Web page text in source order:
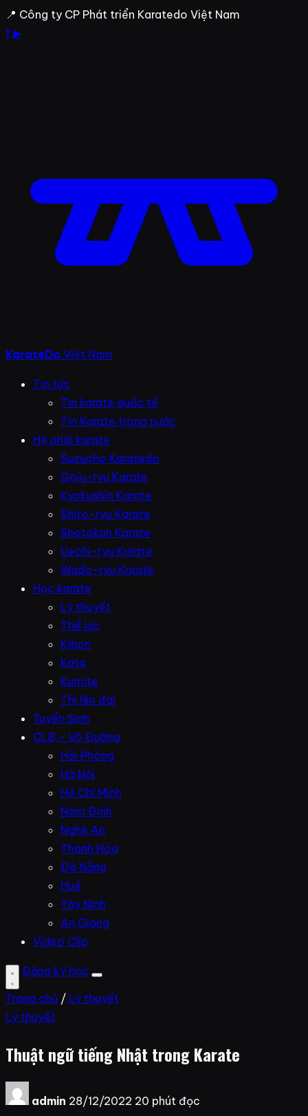
Bỏ
qua
📍 Công ty CP Phát triển Karatedo Việt Nam
f ▶
KarateDo Việt Nam
Tin tức
Tin karate quốc tế
Tin Karate trong nước
Hệ phái karate
Suzucho Karatedo
Goju-ryu Karate
Kyokushin Karate
Shito-ryu Karate
Shotokan Karate
Uechi-ryu Karate
Wado-ryu Karate
Học karate
Lý thuyết
Thể lực
Kihon
Kata
Kumite
Thi lên đai
Tuyển Sinh
CLB – Võ Đường
Hải Phòng
Hà Nội
Hồ Chí Minh
Nam Định
Nghệ An
Thanh Hóa
Đà Nẵng
Huế
Tây Ninh
An Giang
Video Clip
Đăng ký học
Trang chủ / Lý thuyết
Lý thuyết
Thuật ngữ tiếng Nhật trong Karate
admin 28/12/2022 20 phút đọc